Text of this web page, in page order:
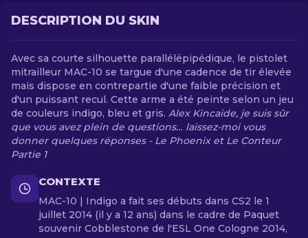
DESCRIPTION DU SKIN
Avec sa courte silhouette parallélépipédique, le pistolet
mitrailleur MAC-10 se targue d'une cadence de tir élevée
mais dispose en contrepartie d'une faible précision et
d'un puissant recul. Cette arme a été peinte selon un jeu
de couleurs indigo, bleu et gris. Alex Kincaide, je suis sûr
que vous avez plein de questions… laissez-moi vous
donner quelques réponses - Le Phoenix et Le Conteur
Partie 1
CONTEXTE
MAC-10 | Indigo a fait ses débuts dans CS2 le 1
juillet 2014 (il y a 12 ans) dans le cadre de Paquet
souvenir Cobblestone de l'ESL One Cologne 2014,